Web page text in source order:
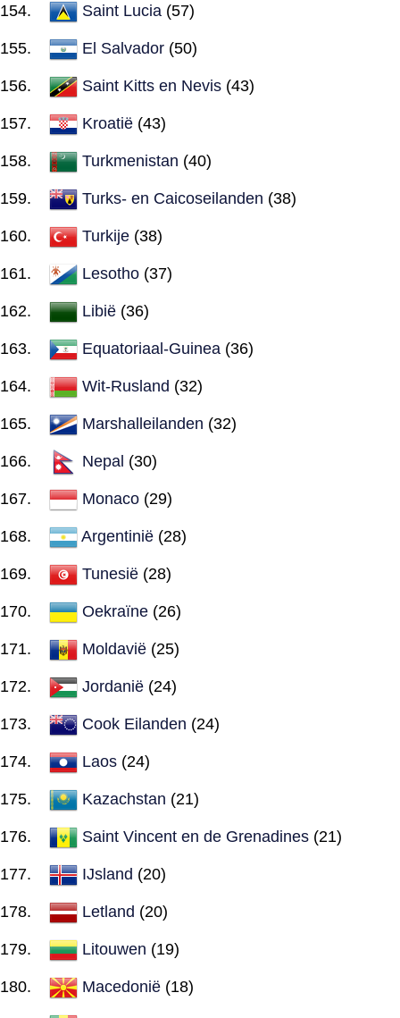
Saint Lucia (57)
El Salvador (50)
Saint Kitts en Nevis (43)
Kroatië (43)
Turkmenistan (40)
Turks- en Caicoseilanden (38)
Turkije (38)
Lesotho (37)
Libië (36)
Equatoriaal-Guinea (36)
Wit-Rusland (32)
Marshalleilanden (32)
Nepal (30)
Monaco (29)
Argentinië (28)
Tunesië (28)
Oekraïne (26)
Moldavië (25)
Jordanië (24)
Cook Eilanden (24)
Laos (24)
Kazachstan (21)
Saint Vincent en de Grenadines (21)
IJsland (20)
Letland (20)
Litouwen (19)
Macedonië (18)